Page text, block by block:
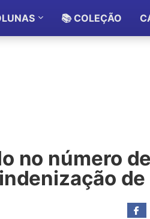
📚 COLEÇÃO
no número